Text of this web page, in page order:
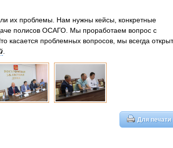
их проблемы. Нам нужны кейсы, конкретные
полисов ОСАГО. Мы проработаем вопрос с
касается проблемных вопросов, мы всегда
.
Для печати